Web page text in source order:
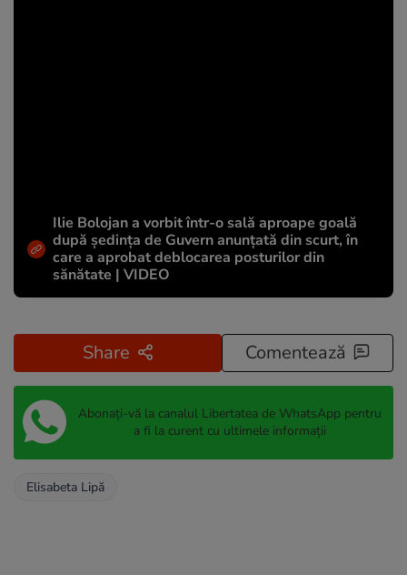
Ilie Bolojan a vorbit într-o sală aproape goală
după ședința de Guvern anunțată din scurt, în
care a aprobat deblocarea posturilor din
sănătate | VIDEO
Share Comentează
Abonați-vă la canalul Libertatea de WhatsApp pentru
a fi la curent cu ultimele informații
Elisabeta Lipă